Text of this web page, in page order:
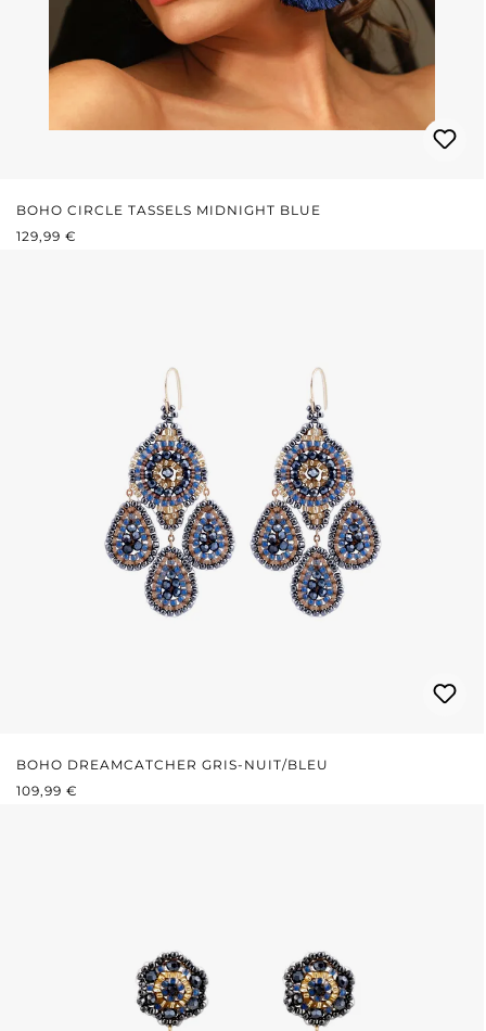
BOHO CIRCLE TASSELS MIDNIGHT BLUE
PRIX RÉGULIER :
129,99 €
BOHO DREAMCATCHER GRIS-NUIT/BLEU
PRIX RÉGULIER :
109,99 €